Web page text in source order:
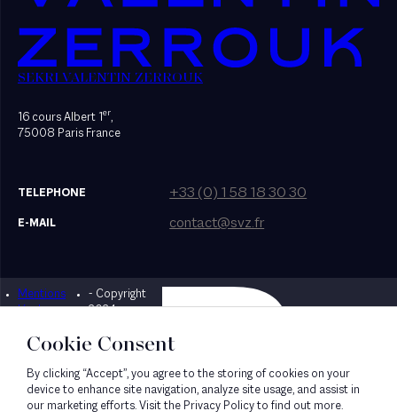
SEKRI VALENTIN ZERROUK
16 cours Albert 1er,
75008 Paris France
TELEPHONE +33 (0) 1 58 18 30 30
E-MAIL contact@svz.fr
Mentions
légales
- Copyright
2024
Designed by Bonhomme
Cookie Consent
By clicking “Accept”, you agree to the storing of cookies on your
device to enhance site navigation, analyze site usage, and assist in
our marketing efforts. Visit the Privacy Policy to find out more.